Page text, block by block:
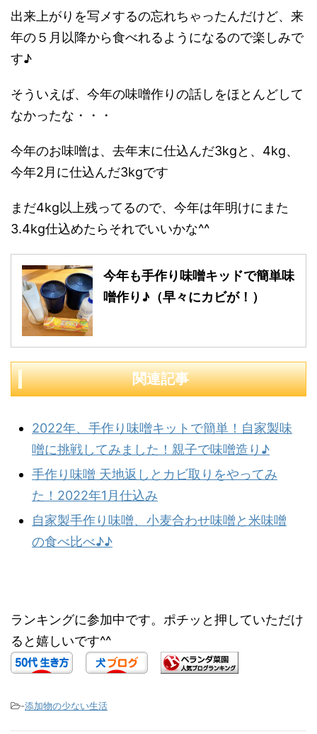
出来上がりを写メするの忘れちゃったんだけど、来
年の５月以降から食べれるようになるので楽しみで
す♪
そういえば、今年の味噌作りの話しをほとんどして
なかったな・・・
今年のお味噌は、去年末に仕込んだ3kgと、4kg、
今年2月に仕込んだ3kgです
まだ4kg以上残ってるので、今年は年明けにまた
3.4kg仕込めたらそれでいいかな^^
今年も手作り味噌キッドで簡単味
噌作り♪（早々にカビが！）
関連記事
2022年、手作り味噌キットで簡単！自家製味
噌に挑戦してみました！親子で味噌造り♪
手作り味噌 天地返しとカビ取りをやってみ
た！2022年1月仕込み
自家製手作り味噌、小麦合わせ味噌と米味噌
の食べ比べ♪♪
ランキングに参加中です。ポチッと押していただけ
ると嬉しいです^^
-添加物の少ない生活